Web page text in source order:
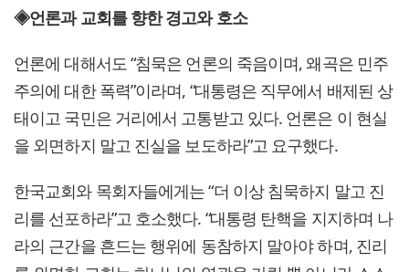
◈언론과 교회를 향한 경고와 호소
언론에 대해서도 “침묵은 언론의 죽음이며, 왜곡은 민주
주의에 대한 폭력”이라며, “대통령은 직무에서 배제된 상
태이고 국민은 거리에서 고통받고 있다. 언론은 이 현실
을 외면하지 말고 진실을 보도하라”고 요구했다.
한국교회와 목회자들에게는 “더 이상 침묵하지 말고 진
리를 선포하라”고 호소했다. “대통령 탄핵을 지지하며 나
라의 근간을 흔드는 행위에 동참하지 말아야 하며, 진리